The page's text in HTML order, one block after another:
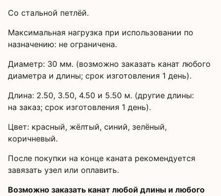
Со стальной петлёй.
Максимальная нагрузка при использовании по
назначению: не ограничена.
Диаметр: 30 мм. (возможно заказать канат любого
диаметра и длины; срок изготовления 1 день).
Длина: 2.50, 3.50, 4.50 и 5.50 м. (другие длины:
на заказ; срок изготовления 1 день).
Цвет: красный, жёлтый, синий, зелёный,
коричневый.
После покупки на конце каната рекомендуется
завязать узел или оплавить.
Возможно заказать канат любой длины и любого